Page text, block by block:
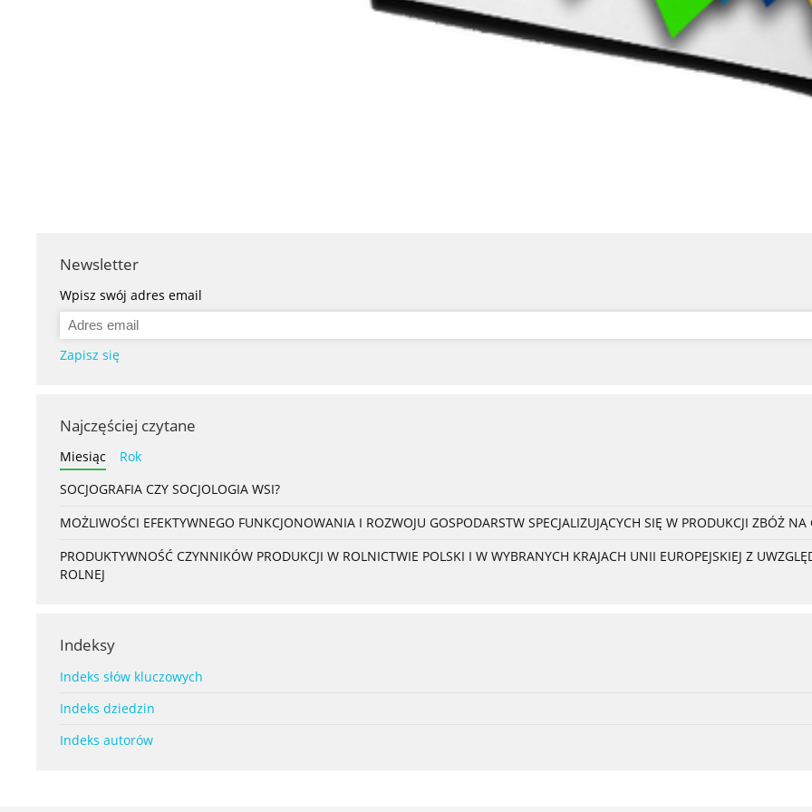
Newsletter
Wpisz swój adres email
Zapisz się
Najczęściej czytane
Miesiąc
Rok
SOCJOGRAFIA CZY SOCJOLOGIA WSI?
MOŻLIWOŚCI EFEKTYWNEGO FUNKCJONOWANIA I ROZWOJU GOSPODARSTW SPECJALIZUJĄCYCH SIĘ W PRODUKCJI ZBÓŻ NA
PRODUKTYWNOŚĆ CZYNNIKÓW PRODUKCJI W ROLNICTWIE POLSKI I W WYBRANYCH KRAJACH UNII EUROPEJSKIEJ Z
ROLNEJ
Indeksy
Indeks słów kluczowych
Indeks dziedzin
Indeks autorów